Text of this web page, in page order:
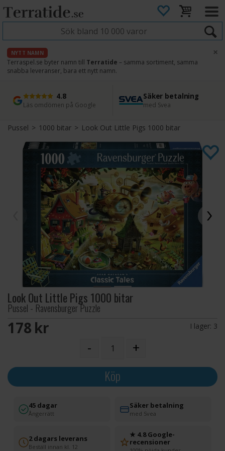
NYTT NAMN
Terraspel.se byter namn till Terratide – samma sortiment, samma
snabba leveranser, bara ett nytt namn.
×
4.8
Läs omdömen på Google
Säker betalning
med Svea
Snabb leverans
Direkt från lager
45 dagars ångerrätt
Enkel retur
Pussel> 1000 bitar> Look Out Little Pigs 1000 bitar
Look Out Little Pigs 1000 bitar
Pussel - Ravensburger Puzzle
178 SEK I lager: 3
- +
Köp
45 dagar
Ångerrätt
Säker betalning
med Svea
2 dagars leverans
Beställ innan kl. 12
★ 4.8 Google-
recensioner